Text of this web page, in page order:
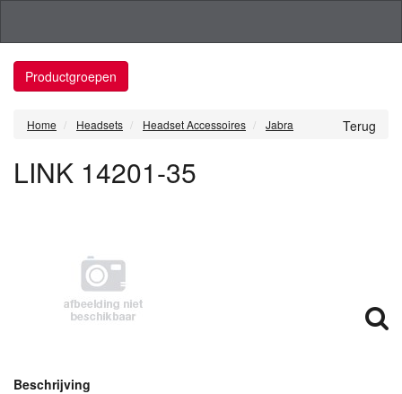
Productgroepen
Terug
Home Headsets Headset Accessoires Jabra
LINK 14201-35
Beschrijving